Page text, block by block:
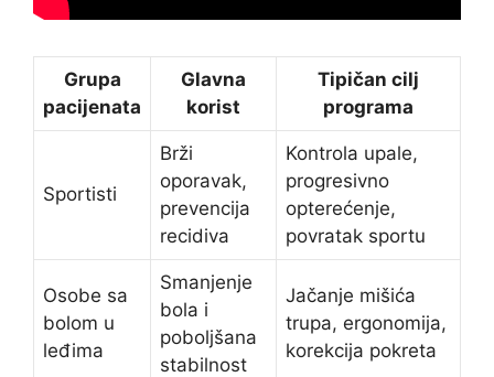
Grupa
pacijenata
Glavna
korist
Tipičan cilj
programa
Sportisti
Brži
oporavak,
prevencija
recidiva
Kontrola upale,
progresivno
opterećenje,
povratak sportu
Osobe sa
bolom u
leđima
Smanjenje
bola i
poboljšana
stabilnost
Jačanje mišića
trupa, ergonomija,
korekcija pokreta